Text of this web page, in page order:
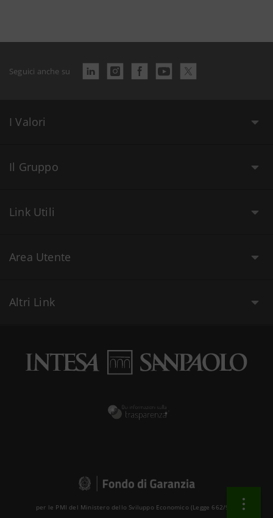
Seguici anche su
I Valori
Il Gruppo
Link Utili
Area Utente
Altri Link
per le PMI del Ministero dello Sviluppo Economico (Legge 662/96 )